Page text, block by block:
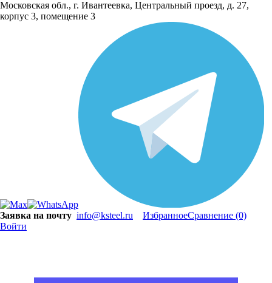
Московская обл., г. Ивантеевка, Центральный проезд, д. 27,
корпус 3, помещение 3
Заявка на почту info@ksteel.ru ИзбранноеСравнение (0)
Войти